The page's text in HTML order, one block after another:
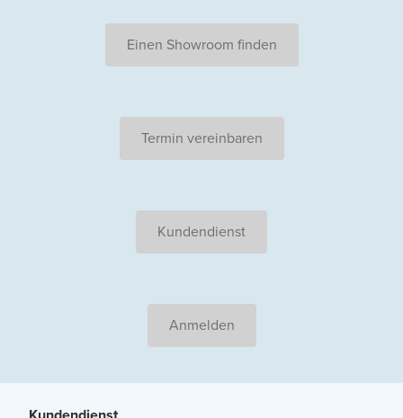
Einen Showroom finden
Termin vereinbaren
Kundendienst
Anmelden